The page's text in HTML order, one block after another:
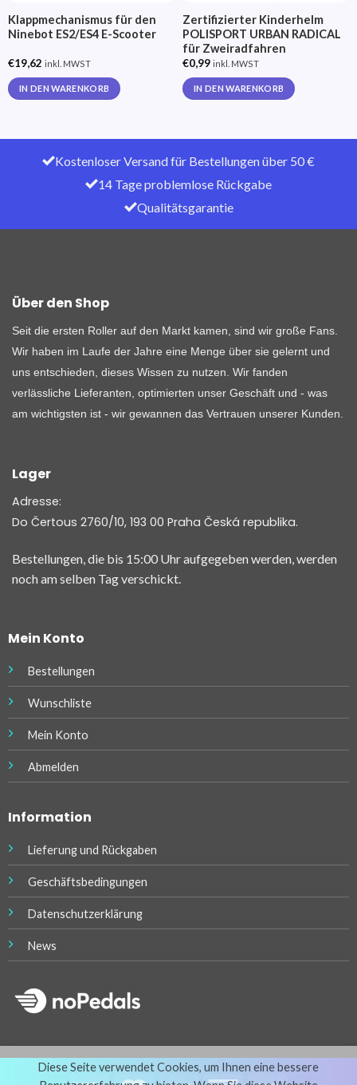
Klappmechanismus für den
Ninebot ES2/ES4 E-Scooter
€19,62 inkl. MWST
IN DEN WARENKORB
Zertifizierter Kinderhelm
POLISPORT URBAN RADICAL
für Zweiradfahren
€0,99 inkl. MWST
IN DEN WARENKORB
Kostenloser Versand für Bestellungen über 50 €
14 Tage problemlose Rückgabe
Qualitätsgarantie
Über den Shop
Seit die ersten Roller auf den Markt kamen, sind wir große Fans.
Wir haben im Laufe der Jahre eine Menge über sie gelernt und
uns entschieden, dieses Wissen zu nutzen. Wir fanden
verlässliche Lieferanten, optimierten unser Geschäft und - was
am wichtigsten ist - wir gewannen das Vertrauen unserer Kunden.
Mein Konto
Bestellungen
Wunschliste
Mein Konto
Abmelden
Information
Lieferung und Rückgaben
Geschäftsbedingungen
Datenschutzerklärung
News
Lager
Adresse:
Do Čertous 2760/10, 193 00 Praha Česká republika.
Bestellungen, die bis 15:00 Uhr aufgegeben werden, werden
noch am selben Tag verschickt.
Diese Seite verwendet Cookies, um Ihnen eine bessere